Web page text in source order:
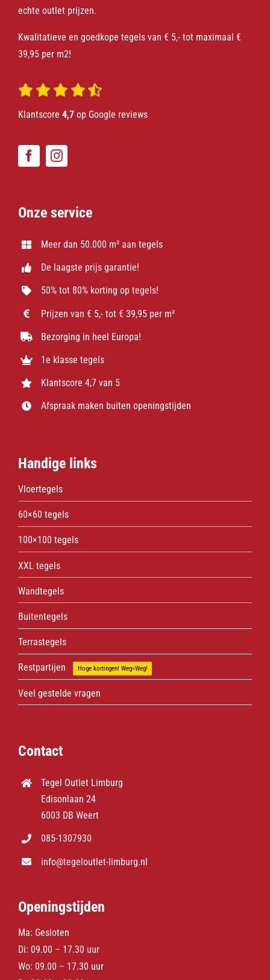
echte outlet prijzen.
Kwalitatieve en goedkope tegels van € 5,- tot maximaal €
39,95 per m2!
Klantscore 4,7op Google reviews
Onze service
Meer dan 50.000 m² aan tegels
De laagste prijs garantie!
50% tot 80% korting op tegels!
Prijzen van € 5,- tot € 39,95 per m²
Bezorging in heel Europa!
1e klasse tegels
Klantscore 4,7 van 5
Afspraak maken buiten openingstijden
Handige links
Vloertegels
60×60 tegels
100×100 tegels
XXL tegels
Wandtegels
Buitentegels
Terrastegels
Restpartijen Hoge kortingen! Weg=Weg!
Veel gestelde vragen
Contact
Tegel Outlet Limburg
Edisonlaan 24
6003 DB Weert
085-1307930
info@tegeloutlet-limburg.nl
Openingstijden
Ma: Gesloten
Di: 09.00 – 17.30 uur
Wo: 09.00 – 17.30 uur